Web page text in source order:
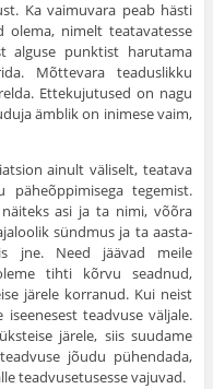
Ka vaimuvara peab hästi
nimelt teatavatesse
alguse punktist harutama
Mõttevara teaduslikku
Ettekujutused on nagu
ämblik on inimese vaim,
ainult väli­selt, teatava
tegemist.
asi ja ta nimi, võõra
sündmus ja ta aasta-
jne. Need jäävad meile
tihti kõrvu seadnud,
järele korranud. Kui neist
teadvuse väljale.
järele, siis suu­dame
jõudu pühendada,
teadvusetusesse vajuvad.